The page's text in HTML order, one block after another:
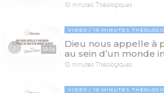
10 minutes Théologiques
09:04
VIDÉO 10 MINUTES
Dieu nous appelle à
au sein d’un monde
10 minutes Théologiques
VIDÉO 10 MINUTES